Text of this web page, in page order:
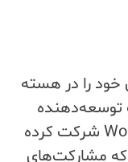
خود را در هسته
وردپرس که در WordCamp Asia 2025 شرکت کرده
مشارکت‌های